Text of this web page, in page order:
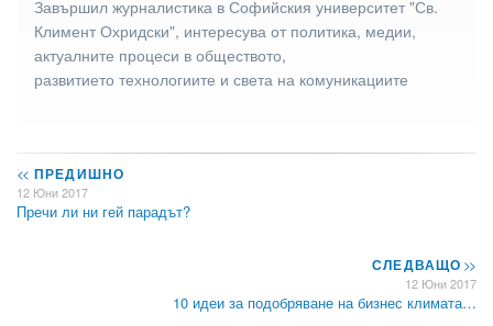
Завършил журналистика в Софийския университет "Св.
Климент Охридски", интересува от политика, медии,
актуалните процеси в обществото,
развитието технологиите и света на комуникациите
<< ПРЕДИШНО
12 Юни 2017
Пречи ли ни гей парадът?
СЛЕДВАЩО>>
12 Юни 2017
10 идеи за подобряване на бизнес климата…